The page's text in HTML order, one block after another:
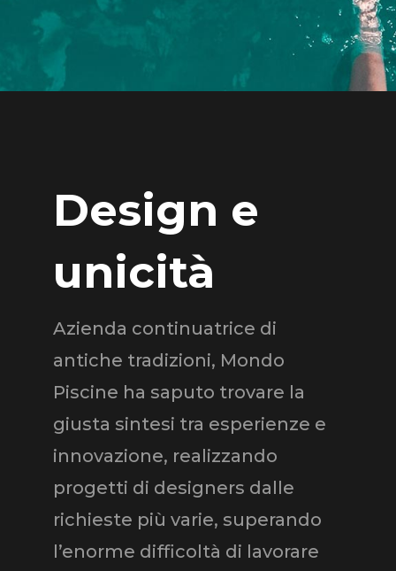
Design e
unicità
Azienda continuatrice di
antiche tradizioni, Mondo
Piscine ha saputo trovare la
giusta sintesi tra esperienze e
innovazione, realizzando
progetti di designers dalle
richieste più varie, superando
l’enorme difficoltà di lavorare